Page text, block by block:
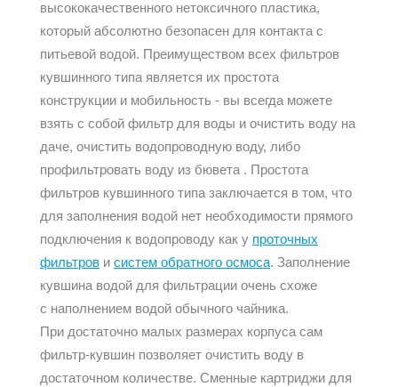
высококачественного нетоксичного пластика,
который абсолютно безопасен для контакта с
питьевой водой. Преимуществом всех фильтров
кувшинного типа является их простота
конструкции и мобильность - вы всегда можете
взять с собой фильтр для воды и очистить воду на
даче, очистить водопроводную воду, либо
профильтровать воду из бювета . Простота
фильтров кувшинного типа заключается в том, что
для заполнения водой нет необходимости прямого
подключения к водопроводу как у проточных
фильтров и систем обратного осмоса. Заполнение
кувшина водой для фильтрации очень схоже
с наполнением водой обычного чайника.
При достаточно малых размерах корпуса сам
фильтр-кувшин позволяет очистить воду в
достаточном количестве. Сменные картриджи для